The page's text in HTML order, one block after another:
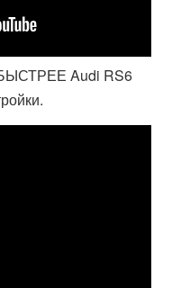
Audi RS6